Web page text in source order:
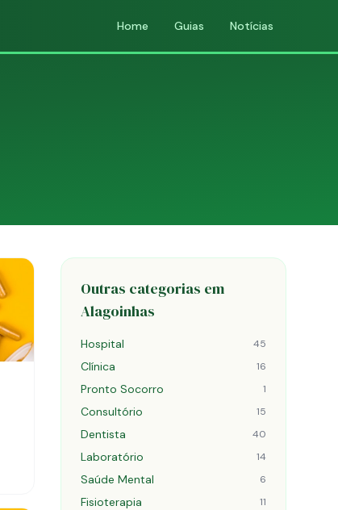
Home Guias Notícias
Outras categorias em
Alagoinhas
Hospital 45
Clínica 16
Pronto Socorro 1
Consultório 15
Dentista 40
Laboratório 14
Saúde Mental 6
Fisioterapia 11